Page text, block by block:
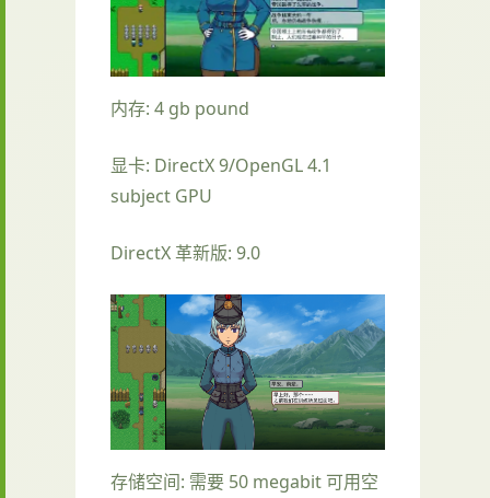
内存: 4 gb pound
显卡: DirectX 9/OpenGL 4.1
subject GPU
DirectX 革新版: 9.0
存储空间: 需要 50 megabit 可用空